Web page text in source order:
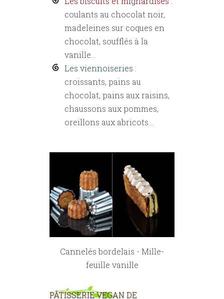
coulants au chocolat noir,
madeleines sur coques en
chocolat, soufflés à la
vanille...
Les viennoiseries :
croissants, pains au
chocolat, pains aux raisins,
chaussons aux pommes,
oreillons aux abricots...
Cannelés bordelais - Mille-
feuille vanille
PÂTISSERIE VEGAN DE